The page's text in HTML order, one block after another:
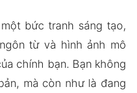
bức tranh sáng tạo,
từ và hình ảnh mô
chính bạn. Bạn không
mà còn như là đang